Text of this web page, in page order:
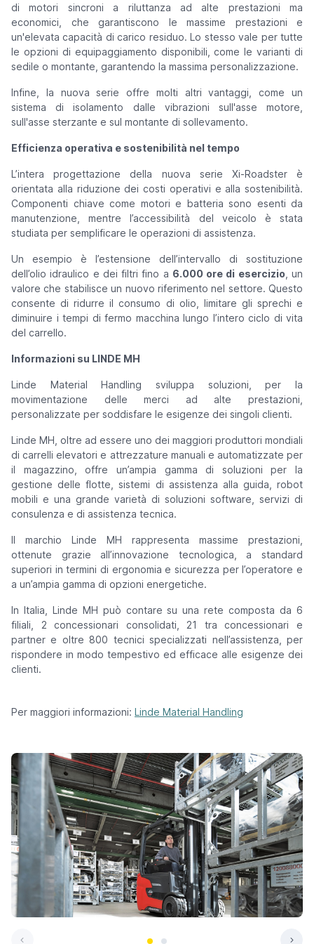
di motori sincroni a riluttanza ad alte prestazioni ma
economici, che garantiscono le massime prestazioni e
un'elevata capacità di carico residuo. Lo stesso vale per tutte
le opzioni di equipaggiamento disponibili, come le varianti di
sedile o montante, garantendo la massima personalizzazione.
Infine, la nuova serie offre molti altri vantaggi, come un
sistema di isolamento dalle vibrazioni sull'asse motore,
sull'asse sterzante e sul montante di sollevamento.
Efficienza operativa e sostenibilità nel tempo
L’intera progettazione della nuova serie Xi-Roadster è
orientata alla riduzione dei costi operativi e alla sostenibilità.
Componenti chiave come motori e batteria sono esenti da
manutenzione, mentre l’accessibilità del veicolo è stata
studiata per semplificare le operazioni di assistenza.
Un esempio è l’estensione dell’intervallo di sostituzione
dell’olio idraulico e dei filtri fino a 6.000 ore di esercizio , un
valore che stabilisce un nuovo riferimento nel settore. Questo
consente di ridurre il consumo di olio, limitare gli sprechi e
diminuire i tempi di fermo macchina lungo l’intero ciclo di vita
del carrello.
Informazioni su LINDE MH
Linde Material Handling sviluppa soluzioni, per la
movimentazione delle merci ad alte prestazioni,
personalizzate per soddisfare le esigenze dei singoli clienti.
Linde MH, oltre ad essere uno dei maggiori produttori mondiali
di carrelli elevatori e attrezzature manuali e automatizzate per
il magazzino, offre un’ampia gamma di soluzioni per la
gestione delle flotte, sistemi di assistenza alla guida, robot
mobili e una grande varietà di soluzioni software, servizi di
consulenza e di assistenza tecnica.
Il marchio Linde MH rappresenta massime prestazioni,
ottenute grazie all’innovazione tecnologica, a standard
superiori in termini di ergonomia e sicurezza per l’operatore e
a un’ampia gamma di opzioni energetiche.
In Italia, Linde MH può contare su una rete composta da 6
filiali, 2 concessionari consolidati, 21 tra concessionari e
partner e oltre 800 tecnici specializzati nell’assistenza, per
rispondere in modo tempestivo ed efficace alle esigenze dei
clienti.
Per maggiori informazioni: Linde Material Handling